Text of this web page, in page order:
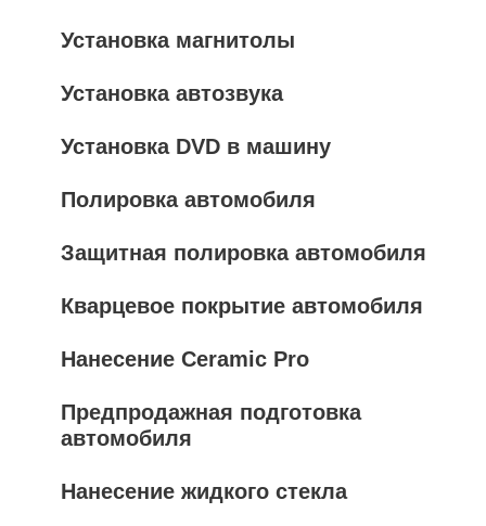
Установка магнитолы
Установка автозвука
Установка DVD в машину
Полировка автомобиля
Защитная полировка автомобиля
Кварцевое покрытие автомобиля
Нанесение Ceramic Pro
Предпродажная подготовка
автомобиля
Нанесение жидкого стекла